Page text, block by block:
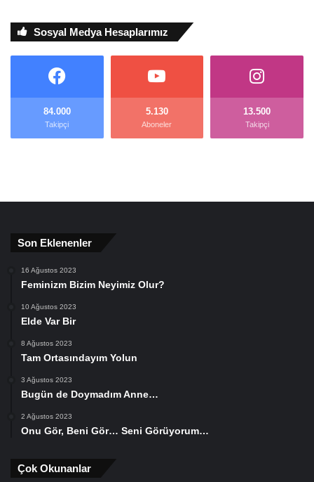
Sosyal Medya Hesaplarımız
84.000
Takipçi
5.130
Aboneler
13.500
Takipçi
Son Eklenenler
16 Ağustos 2023
Feminizm Bizim Neyimiz Olur?
10 Ağustos 2023
Elde Var Bir
8 Ağustos 2023
Tam Ortasındayım Yolun
3 Ağustos 2023
Bugün de Doymadım Anne…
2 Ağustos 2023
Onu Gör, Beni Gör… Seni Görüyorum…
Çok Okunanlar